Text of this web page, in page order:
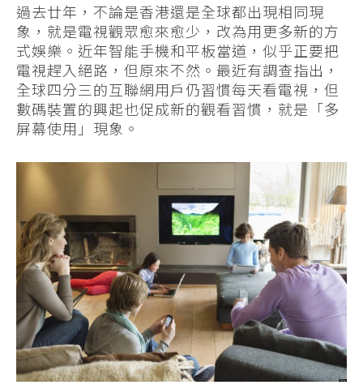
過去廿年，不論是香港還是全球都出現相同現
象，就是電視觀眾愈來愈少，改為用更多新的方
式娛樂。近年智能手機和平板當道，似乎正要把
電視趕入絕路，但原來不然。最近有調查指出，
全球四分三的互聯網用戶仍習慣每天看電視，但
數碼裝置的興起也促成新的觀看習慣，就是「多
屏幕使用」現象。